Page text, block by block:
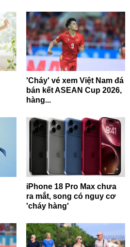
'Cháy' vé xem Việt Nam đá
bán kết ASEAN Cup 2026,
hàng...
iPhone 18 Pro Max chưa
ra mắt, song có nguy cơ
'cháy hàng'